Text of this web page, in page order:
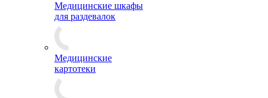
Медицинские шкафы
для раздевалок
Медицинские
картотеки